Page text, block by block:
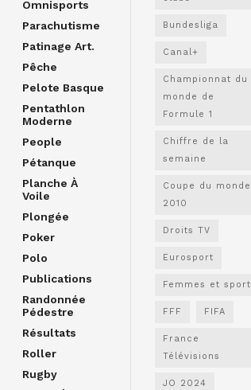
Omnisports
Parachutisme
Patinage Art.
Pêche
Pelote Basque
Pentathlon
Moderne
People
Pétanque
Planche À
Voile
Plongée
Poker
Polo
Publications
Randonnée
Pédestre
Résultats
Roller
Rugby
Bundesliga
Canal+
Championnat du
monde de
Formule 1
Chiffre de la
semaine
Coupe du monde
2010
Droits TV
Eurosport
Femmes et sport
FFF FIFA
France
Télévisions
JO 2024